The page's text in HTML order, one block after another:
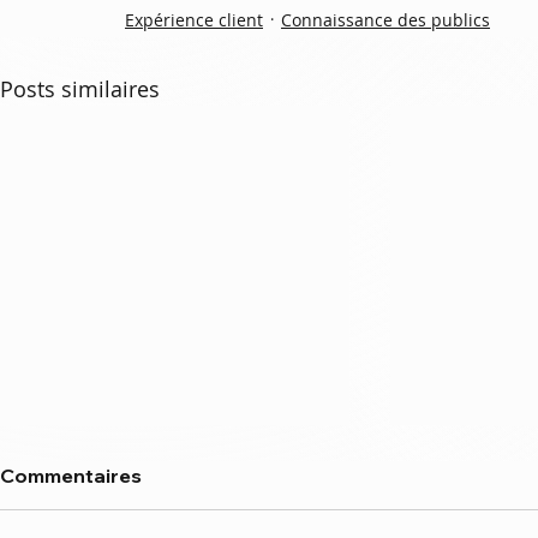
Expérience client Connaissance des publics
Posts similaires
Commentaires